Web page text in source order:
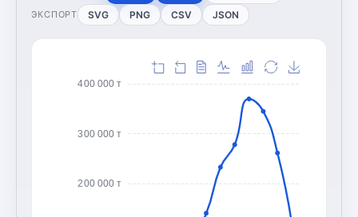
ЭКСПОРТ SVG PNG CSV JSON
200 000 т
300 000 т
400 000 т